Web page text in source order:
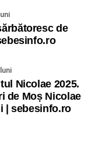
de
Nicolae 2025.
de Moș Nicolae
| sebesinfo.ro